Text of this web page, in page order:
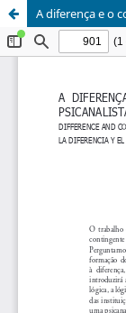
A diferença e o